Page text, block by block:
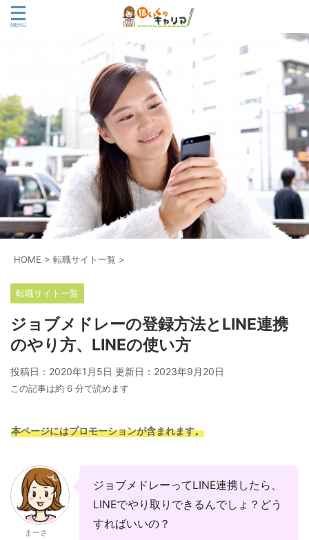
HOME > 転職サイト一覧 >
転職サイト一覧
ジョブメドレーの登録方法とLINE連携
のやり方、LINEの使い方
投稿日：2020年1月5日 更新日： 2023年9月20日
この記事は約 6 分で読めます
本ページにはプロモーションが含まれます。
まーさ
ジョブメドレーってLINE連携したら、
LINEでやり取りできるんでしょ？どう
すればいいの？